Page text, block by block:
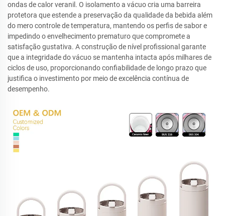
ondas de calor veranil. O isolamento a vácuo cria uma barreira
protetora que estende a preservação da qualidade da bebida além
do mero controle de temperatura, mantendo os perfis de sabor e
impedindo o envelhecimento prematuro que compromete a
satisfação gustativa. A construção de nível profissional garante
que a integridade do vácuo se mantenha intacta após milhares de
ciclos de uso, proporcionando confiabilidade de longo prazo que
justifica o investimento por meio de excelência contínua de
desempenho.